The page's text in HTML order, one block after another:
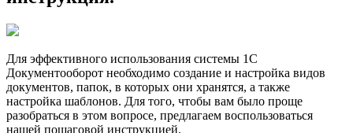
Для эффективного использования системы 1С
Документооборот необходимо создание и настройка видов
документов, папок, в которых они хранятся, а также
настройка шаблонов. Для того, чтобы вам было проще
разобраться в этом вопросе, предлагаем воспользоваться
нашей пошаговой инструкцией.